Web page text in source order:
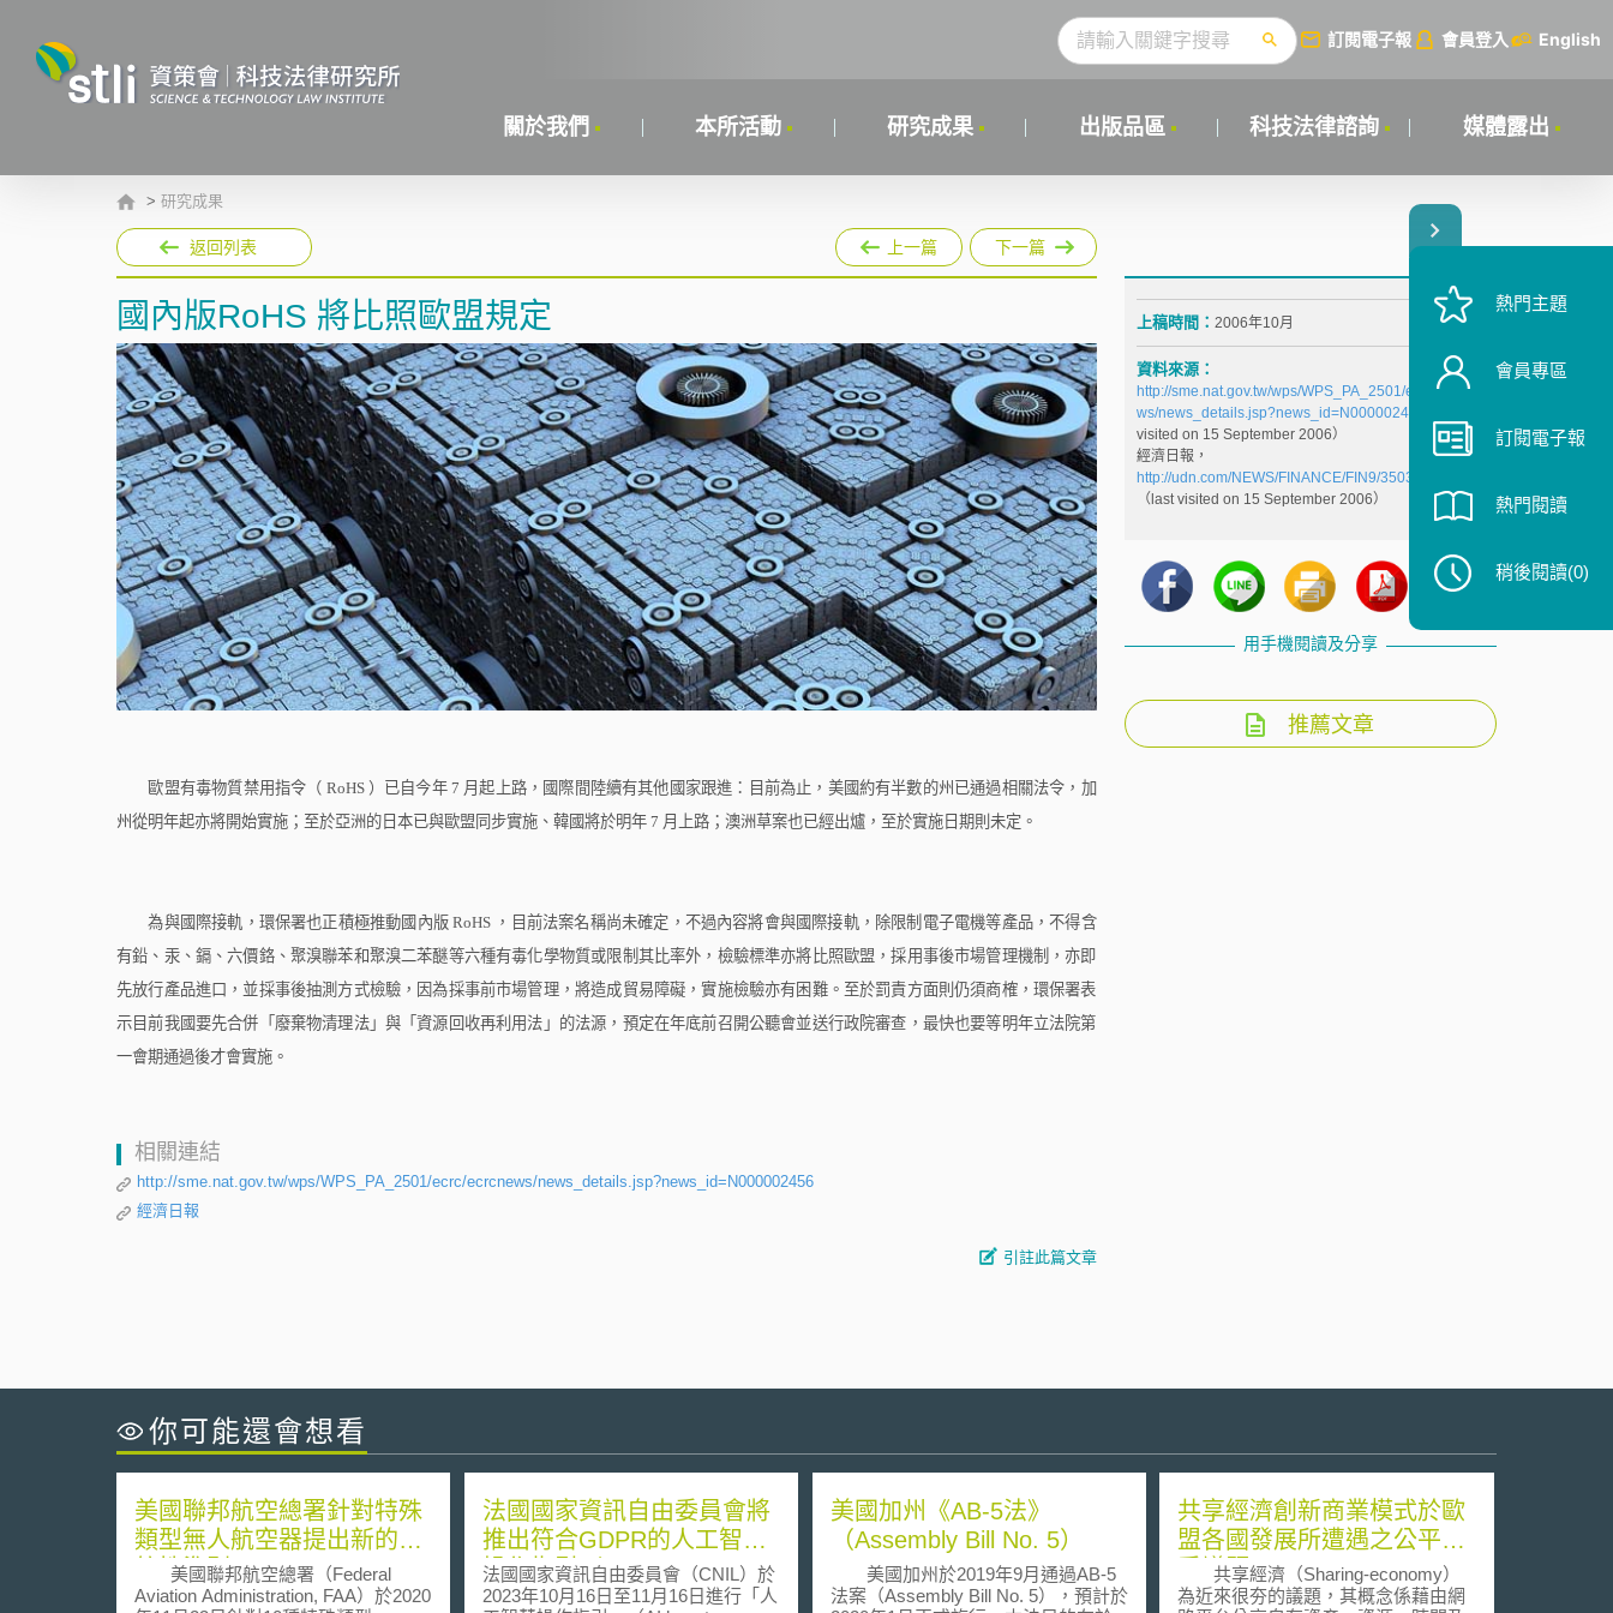
訂閱電子報 會員登入 English
關於我們 本所活動 研究成果 出版品區 科技法律諮詢 媒體露出
> 研究成果
返回列表 上一篇 下一篇
國內版RoHS 將比照歐盟規定
歐盟有毒物質禁用指令（ RoHS ）已自今年7 月起上路，國際間陸續有其他國家跟進：目前為止，美國約有半數的州已通過相關法令，加
州從明年起亦將開始實施；至於亞洲的日本已與歐盟同步實施、韓國將於明年 7 月上路；澳洲草案也已經出爐，至於實施日期則未定。
為與國際接軌，環保署也正積極推動國內版 RoHS ，目前法案名稱尚未確定，不過內容將會與國際接軌，除限制電子電機等產品，不得含
有鉛、汞、鎘、六價鉻、聚溴聯苯和聚溴二苯醚等六種有毒化學物質或限制其比率外，檢驗標準亦將比照歐盟，採用事後市場管理機制，亦即
先放行產品進口，並採事後抽測方式檢驗，因為採事前市場管理，將造成貿易障礙，實施檢驗亦有困難。至於罰責方面則仍須商榷，環保署表
示目前我國要先合併「廢棄物清理法」與「資源回收再利用法」的法源，預定在年底前召開公聽會並送行政院審查，最快也要等明年立法院第
一會期通過後才會實施。
相關連結
http://sme.nat.gov.tw/wps/WPS_PA_2501/ecrc/ecrcnews/news_details.jsp?news_id=N000002456
經濟日報
引註此篇文章
上稿時間： 2006年10月
資料來源：
http://sme.nat.gov.tw/wps/WPS_PA_2501/ecrc/ecrcne
ws/news_details.jsp?news_id=N000002456
visited on 15 September 2006）
經濟日報，
http://udn.com/NEWS/FINANCE/FIN9/3503446.shtml
（last visited on 15 September 2006）
用手機閱讀及分享
推薦文章
你可能還會想看
美國聯邦航空總署針對特殊
類型無人航空器提出新的適
航性準則
美國聯邦航空總署（Federal
Aviation Administration, FAA）於2020
法國國家資訊自由委員會將
推出符合GDPR的人工智慧
操作指引（AI how-to
sheets）
法國國家資訊自由委員會（CNIL）於
2023年10月16日至11月16日進行「人
美國加州《AB-5法》
（Assembly Bill No. 5）
美國加州於2019年9月通過AB-5
法案（Assembly Bill No. 5），預計於
共享經濟創新商業模式於歐
盟各國發展所遭遇之公平競
爭議題
共享經濟（Sharing-economy）
為近來很夯的議題，其概念係藉由網
熱門主題
會員專區
訂閱電子報
熱門閱讀
稍後閱讀(0)